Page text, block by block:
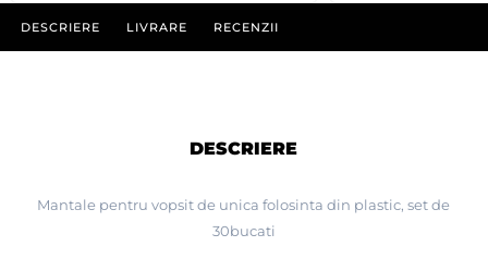
DESCRIERE LIVRARE RECENZII
DESCRIERE
Mantale pentru vopsit de unica folosinta din plastic, set de
30bucati